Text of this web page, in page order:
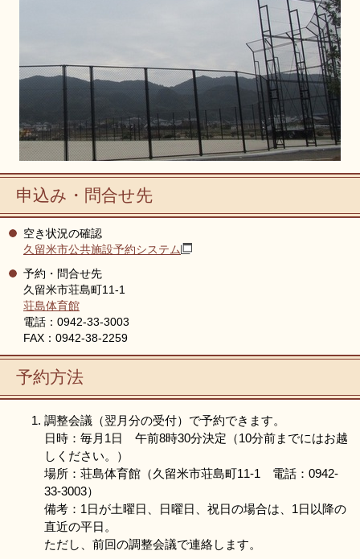
申込み・問合せ先
空き状況の確認
久留米市公共施設予約システム
予約・問合せ先
久留米市荘島町11-1
荘島体育館
電話：0942-33-3003
FAX：0942-38-2259
予約方法
調整会議（翌月分の受付）で予約できます。
日時：毎月1日 午前8時30分決定（10分前までにはお越
しください。）
場所：荘島体育館（久留米市荘島町11-1 電話：0942-
33-3003）
備考：1日が土曜日、日曜日、祝日の場合は、1日以降の
直近の平日。
ただし、前回の調整会議で連絡します。